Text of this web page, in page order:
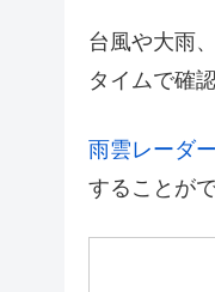
台風や大雨、
タイムで確
雨雲レーダー
することが